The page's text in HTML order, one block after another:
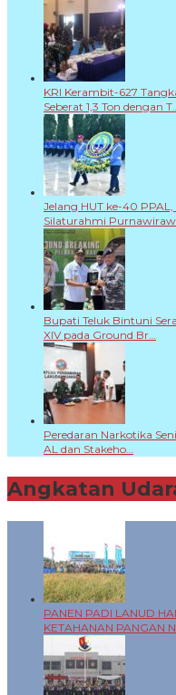
KRI Kerambit-627
Seberat 1,3 Ton dengan T…
Jelang HUT ke-40
Silaturahmi
Bupati Teluk Bintuni
XIV pada Ground Br…
Peredaran Narkotika
AL dan Stakeho…
Angkatan
PANEN PADI LANUD
KETAHANAN PANGAN